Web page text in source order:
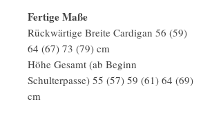
Fertige Maße
Rückwärtige Breite Cardigan 56 (59)
64 (67) 73 (79) cm
Höhe Gesamt (ab Beginn
Schulterpasse) 55 (57) 59 (61) 64 (69)
cm